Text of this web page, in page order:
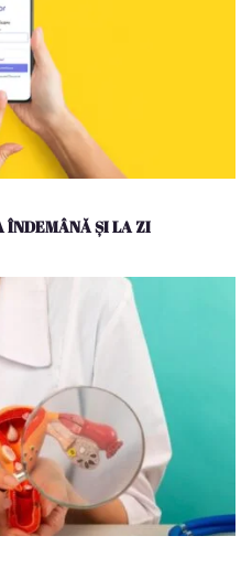
ÎNDEMÂNĂ ȘI LA ZI